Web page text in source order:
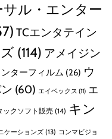
ル・エンター
TCエンタテイン
(114) アメイジン
ターフィルム (26) ウ
(60) エイベックス (11) エ
ックソフト販売 (14) キン
ケーションズ (13) コンマビジョ